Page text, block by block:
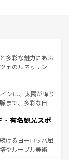
多彩な魅力にあふ
ェのルネッサンス
マルフィ海岸の絶
合間には、本場の
を堪能することも
旅をしてみよう！
ンは、太陽が降り
まで、多彩な自然
メンコ、熱気あふ
の一部となってい
や、バルセロナの
ローマ遺跡や中世
・有名観光スポ
けるヨーロッパ屈
やルーブル美術館